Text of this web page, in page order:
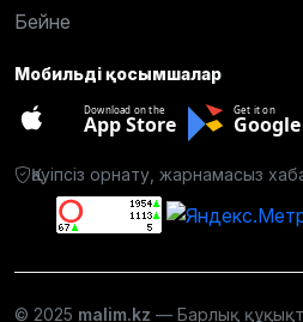
Бейне
Мобильді қосымшалар
Download on the
App Store
Get it on
Қауіпсіз орнату, жарнамасыз
© 2025 malim.kz — Барлық